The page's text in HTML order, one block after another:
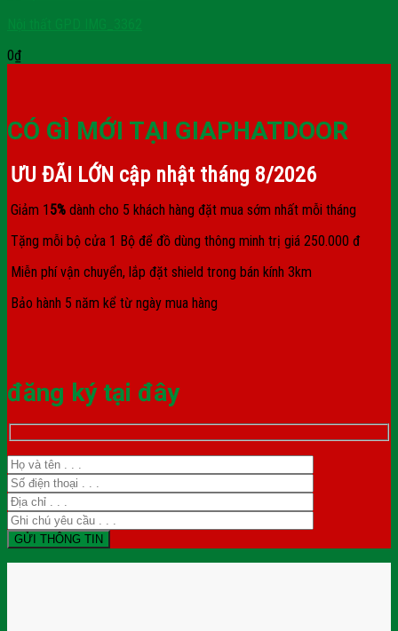
0₫
CÓ GÌ MỚI TẠI GIAPHATDOOR
ƯU ĐÃI LỚN cập nhật tháng 8/2026
Giảm 1 5% dành cho 5 khách hàng đặt mua sớm nhất mỗi tháng
Tặng mỗi bộ cửa 1 Bộ để đồ dùng thông minh trị giá 250.000 đ
Miễn phí vận chuyển, lắp đặt shield trong bán kính 3km
Bảo hành 5 năm kể từ ngày mua hàng
đăng ký tại đây